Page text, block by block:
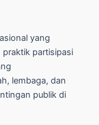
yang
partisipasi
lembaga, dan
publik di